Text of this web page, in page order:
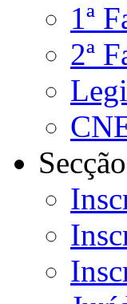
1ª
2ª